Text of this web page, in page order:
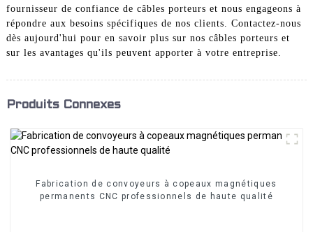
fournisseur de confiance de câbles porteurs et nous engageons à
répondre aux besoins spécifiques de nos clients. Contactez-nous
dès aujourd'hui pour en savoir plus sur nos câbles porteurs et
sur les avantages qu'ils peuvent apporter à votre entreprise.
Produits Connexes
Fabrication de convoyeurs à copeaux magnétiques
permanents CNC professionnels de haute qualité